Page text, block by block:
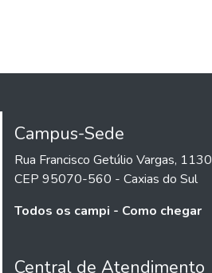
Campus-Sede
Rua Francisco Getúlio Vargas, 1130
CEP 95070-560 - Caxias do Sul
Todos os campi - Como chegar
Central de Atendimento